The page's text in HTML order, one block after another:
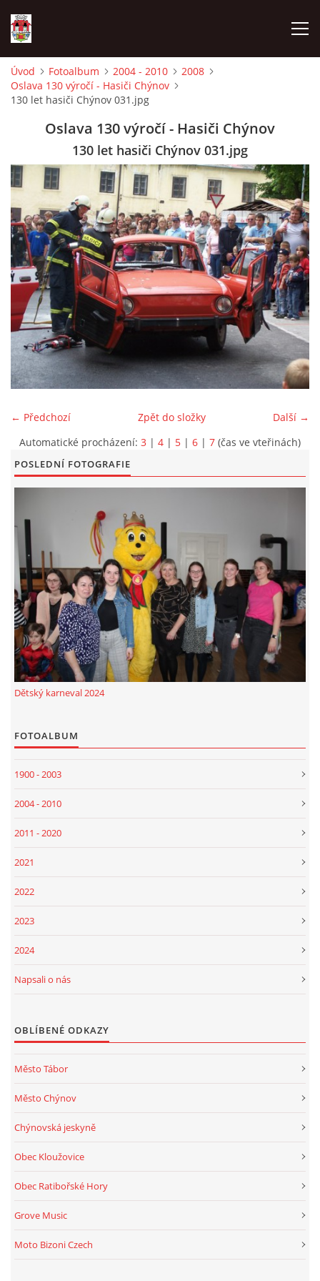
ÚVOD
HISTORIE
HASIČI
VOLBY
VIDEA
OBČASNÍK
KONTAKT
© 2026 eStránky.cz
Úvod Fotoalbum 2004 - 2010
2008
Oslava 130 výročí - Hasiči Chýnov
130 let hasiči Chýnov 031.jpg
Oslava 130 výročí - Hasiči Chýnov
130 let hasiči Chýnov 031.jpg
← Předchozí Další →
Zpět do složky
Automatické procházení: 3 | 4 | 5 | 6 | 7 (čas ve vteřinách)
POSLEDNÍ FOTOGRAFIE
Dětský karneval 2024
FOTOALBUM
1900 - 2003
2004 - 2010
2011 - 2020
2021
2022
2023
2024
Napsali o nás
OBLÍBENÉ ODKAZY
Město Tábor
Město Chýnov
Chýnovská jeskyně
Obec Kloužovice
Obec Ratibořské Hory
Grove Music
Moto Bizoni Czech